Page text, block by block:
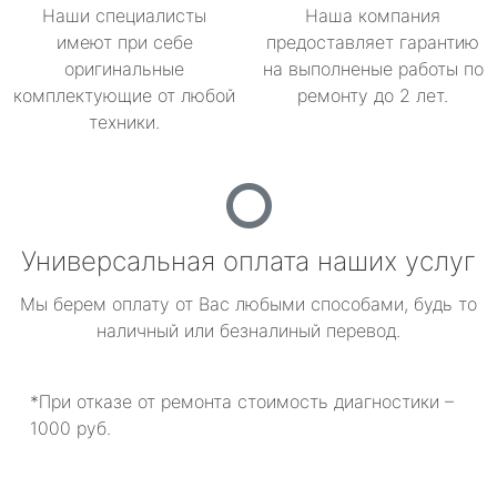
Наши специалисты
имеют при себе
оригинальные
комплектующие от любой
техники.
Наша компания
предоставляет гарантию
на выполненые работы по
ремонту до 2 лет.
Универсальная оплата наших услуг
Мы берем оплату от Вас любыми способами, будь то
наличный или безналиный перевод.
*При отказе от ремонта стоимость диагностики –
1000 руб.